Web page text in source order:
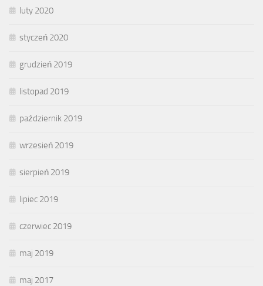
luty 2020
styczeń 2020
grudzień 2019
listopad 2019
październik 2019
wrzesień 2019
sierpień 2019
lipiec 2019
czerwiec 2019
maj 2019
maj 2017